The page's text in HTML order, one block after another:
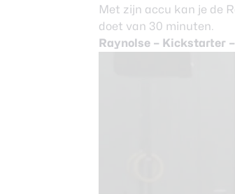
Met zijn accu kan je de
doet van 30 minuten.
Raynolse – Kickstarter